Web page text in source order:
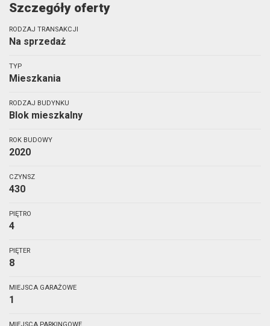
Szczegóły oferty
RODZAJ TRANSAKCJI
Na sprzedaż
TYP
Mieszkania
RODZAJ BUDYNKU
Blok mieszkalny
ROK BUDOWY
2020
CZYNSZ
430
PIĘTRO
4
PIĘTER
8
MIEJSCA GARAŻOWE
1